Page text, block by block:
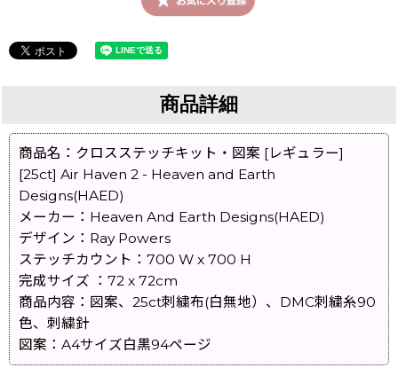
商品詳細
商品名：クロスステッチキット・図案 [レギュラー]
[25ct] Air Haven 2 - Heaven and Earth
Designs(HAED)
メーカー：Heaven And Earth Designs(HAED)
デザイン：Ray Powers
ステッチカウント：700 W x 700 H
完成サイズ ：72 x 72cm
商品内容：図案、25ct刺繍布(白無地）、DMC刺繍糸90
色、刺繍針
図案：A4サイズ白黒94ページ